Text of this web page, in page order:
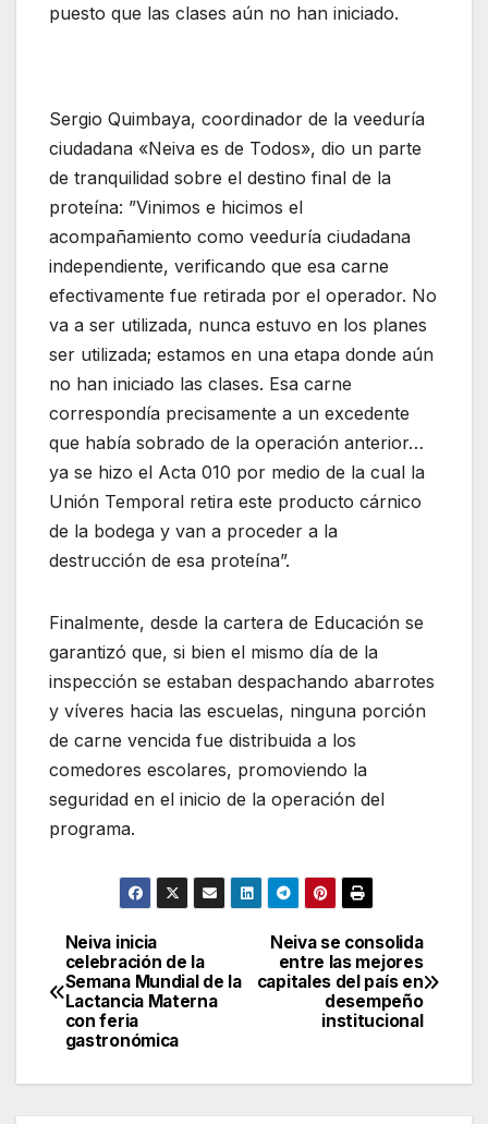
puesto que las clases aún no han iniciado.
Sergio Quimbaya, coordinador de la veeduría
ciudadana «Neiva es de Todos», dio un parte
de tranquilidad sobre el destino final de la
proteína: ”Vinimos e hicimos el
acompañamiento como veeduría ciudadana
independiente, verificando que esa carne
efectivamente fue retirada por el operador. No
va a ser utilizada, nunca estuvo en los planes
ser utilizada; estamos en una etapa donde aún
no han iniciado las clases. Esa carne
correspondía precisamente a un excedente
que había sobrado de la operación anterior…
ya se hizo el Acta 010 por medio de la cual la
Unión Temporal retira este producto cárnico
de la bodega y van a proceder a la
destrucción de esa proteína”.
Finalmente, desde la cartera de Educación se
garantizó que, si bien el mismo día de la
inspección se estaban despachando abarrotes
y víveres hacia las escuelas, ninguna porción
de carne vencida fue distribuida a los
comedores escolares, promoviendo la
seguridad en el inicio de la operación del
programa.
Navegación
de
entradas
Neiva se consolida
entre las mejores
capitales del país en
desempeño
institucional
Neiva inicia
celebración de la
Semana Mundial de la
Lactancia Materna
con feria
gastronómica